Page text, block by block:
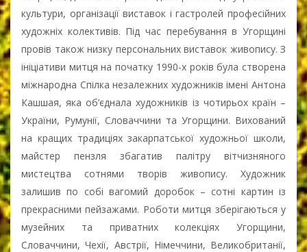
культури, організації виставок і гастролей професійних
художніх колективів. Під час перебування в Угорщині
провів також низку персональних виставок живопису. З
ініціативи митця на початку 1990-х років була створена
міжнародна Спілка незалежних художників імені Антона
Кашшая, яка об’єднала художників із чотирьох країн –
України, Румунії, Словаччини та Угорщини. Вихований
на кращих традиціях закарпатської художньої школи,
майстер пензля збагатив палітру вітчизняного
мистецтва сотнями творів живопису. Художник
залишив по собі вагомий доробок – сотні картин із
прекрасними пейзажами. Роботи митця зберігаються у
музейних та приватних колекціях Угорщини,
Словаччини, Чехії, Австрії, Німеччини, Великобританії,